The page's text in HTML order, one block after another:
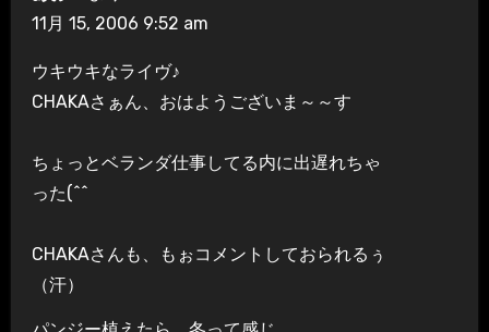
11月 15, 2006 9:52 am
ウキウキなライヴ♪
CHAKAさぁん、おはようございま～～す
ちょっとベランダ仕事してる内に出遅れちゃ
った(^^ゞ
CHAKAさんも、もぉコメントしておられるぅ
（汗）